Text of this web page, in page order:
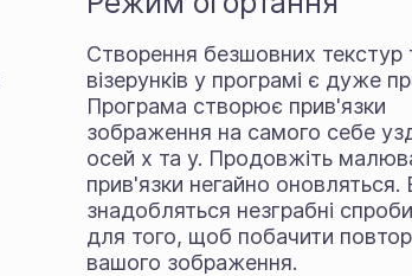
Створення безшовних текстур
візерунків у програмі є дуже
Програма створює прив'язки
зображення на самого себе
осей x та y. Продовжіть
прив'язки негайно оновляться.
знадобляться незграбні
для того, щоб побачити
вашого зображення.